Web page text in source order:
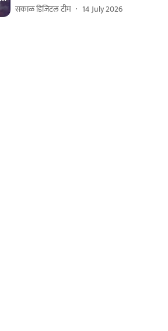
सकाळ डिजिटल टीम 14 July 2026